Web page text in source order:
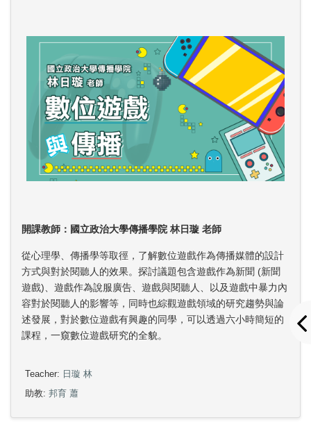
開課教師：國立政治大學傳播學院 林日璇 老師
從心理學、傳播學等取徑，了解數位遊戲作為傳播媒體的設計
方式與對於閱聽人的效果。探討議題包含遊戲作為新聞 (新聞
遊戲)、遊戲作為說服廣告、遊戲與閱聽人、以及遊戲中暴力內
容對於閱聽人的影響等，同時也綜觀遊戲領域的研究趨勢與論
述發展，對於數位遊戲有興趣的同學，可以透過六小時簡短的
課程，一窺數位遊戲研究的全貌。
Teacher: 日璇 林
助教: 邦育 蕭